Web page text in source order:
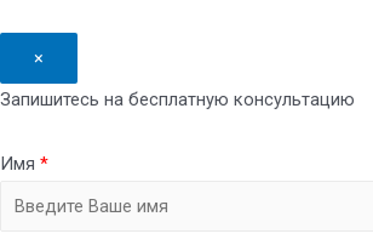
×
Запишитесь на бесплатную консультацию
Имя *